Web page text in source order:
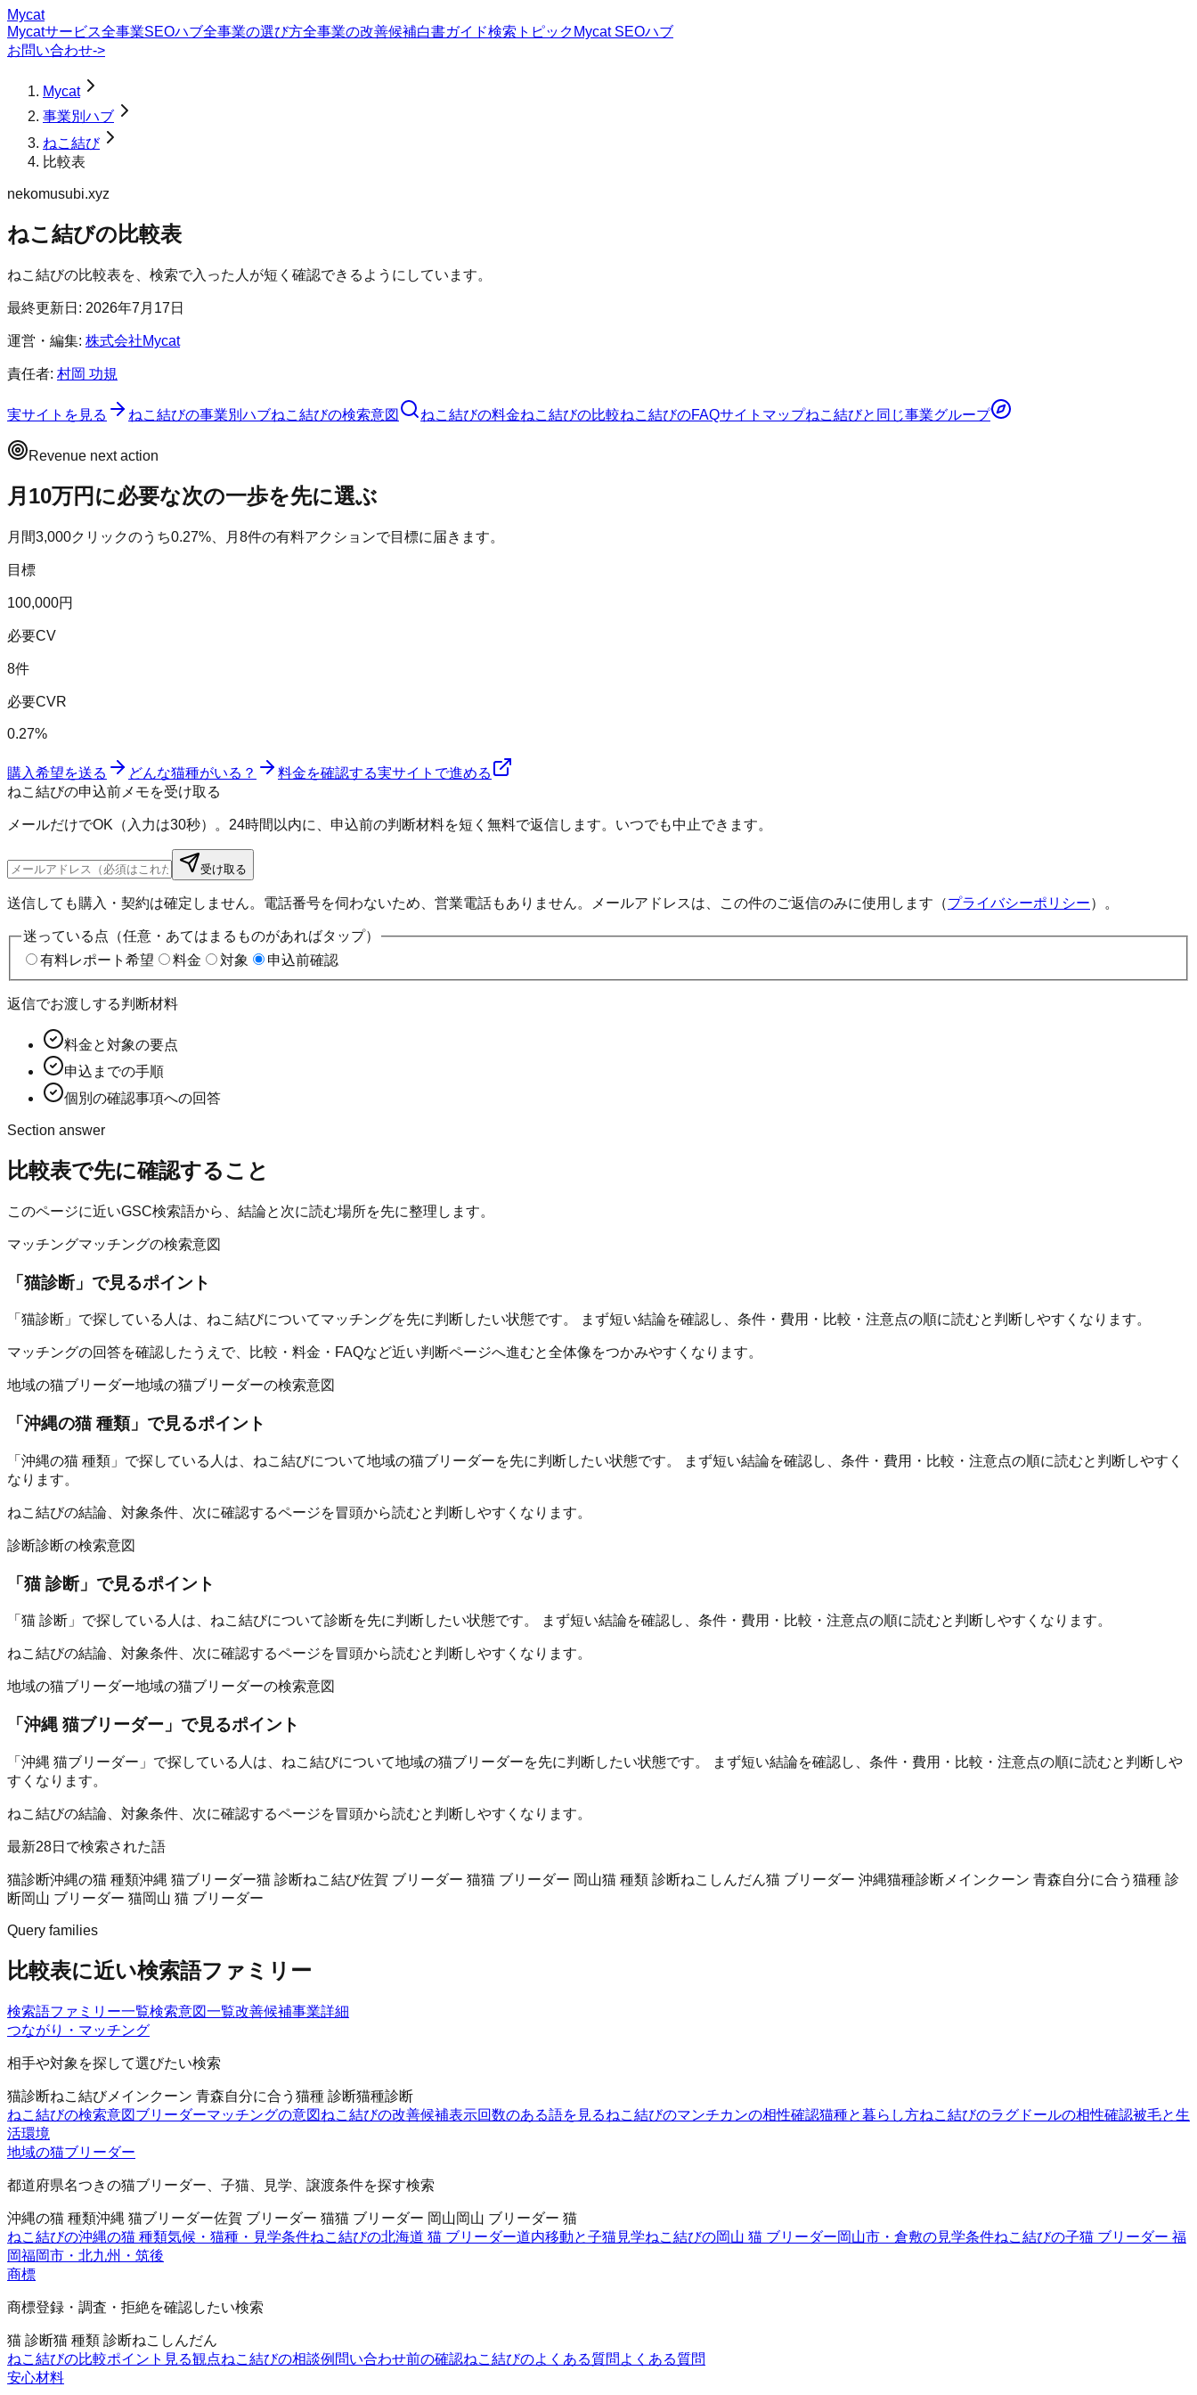
Mycat
Mycatサービス全事業SEOハブ全事業の選び方全事業の改善候補白書ガイド検索トピック Mycat SEOハブ
お問い合わせ->
Mycat
事業別ハブ
ねこ結び
比較表
nekomusubi.xyz
ねこ結びの 比較表
ねこ結びの比較表を、検索で入った人が短く確認できるようにしています。
最終更新日: 2026年7月17日
運営・編集: 株式会社Mycat
責任者: 村岡 功規
実サイトを見る ねこ結びの事業別ハブねこ結びの検索意図 ねこ結びの料金ねこ結びの比較ねこ結びのFAQサイトマップねこ結びと同じ事業グループ
Revenue next action
月10万円に必要な次の一歩を先に選ぶ
月間3,000クリックのうち0.27%、月 8件の有料アクションで目標に届きます。
目標
100,000円
必要CV
8件
必要CVR
0.27%
購入希望を送る どんな猫種がいる？ 料金を確認する実サイトで進める
ねこ結びの申込前メモを受け取る
メールだけでOK（入力は30秒）。24時間以内に、申込前の判断材料を短く無料で返信します。いつでも中止できます。
受け取る
送信しても購入・契約は確定しません。電話番号を伺わないため、営業電話もありません。メールアドレスは、この件のご返信のみに使用します（プライバシーポリシー）。
迷っている点（任意・あてはまるものがあればタップ）
有料レポート希望
料金 対象 申込前確認
返信でお渡しする判断材料
料金と対象の要点
申込までの手順
個別の確認事項への回答
Section answer
比較表で先に確認すること
このページに近いGSC検索語から、結論と次に読む場所を先に整理します。
マッチングマッチングの検索意図
「猫診断」で見るポイント
「猫診断」で探している人は、ねこ結びについてマッチングを先に判断したい状態です。 まず短い結論を確認し、条件・費用・比較・注意点の順に読むと判断しやすくなります。
マッチングの回答を確認したうえで、比較・料金・FAQなど近い判断ページへ進むと全体像をつかみやすくなります。
地域の猫ブリーダー地域の猫ブリーダーの検索意図
「 沖縄の猫 種類 」で見るポイント
「沖縄の猫 種類」で探している人は、ねこ結びについて地域の猫ブリーダーを先に判断したい状態です。 まず短い結論を確認し、条件・費用・比較・注意点の順に読むと判断しやすく
なります。
ねこ結びの結論、対象条件、次に確認するページを冒頭から読むと判断しやすくなります。
診断診断の検索意図
「猫 診断」で見るポイント
「猫 診断」で探している人は、ねこ結びについて診断を先に判断したい状態です。 まず短い結論を確認し、条件・費用・比較・注意点の順に読むと判断しやすくなります。
ねこ結びの結論、対象条件、次に確認するページを冒頭から読むと判断しやすくなります。
地域の猫ブリーダー地域の猫ブリーダーの検索意図
「 沖縄 猫ブリーダー 」で見るポイント
「沖縄 猫ブリーダー」で探している人は、ねこ結びについて地域の猫ブリーダーを先に判断したい状態です。 まず短い結論を確認し、条件・費用・比較・注意点の順に読むと判断しや
すくなります。
ねこ結びの結論、対象条件、次に確認するページを冒頭から読むと判断しやすくなります。
最新28日で検索された語
猫診断沖縄の猫 種類沖縄 猫ブリーダー猫 診断ねこ結び佐賀 ブリーダー 猫猫 ブリーダー 岡山猫 種類 診断ねこしんだん猫 ブリーダー 沖縄猫種診断 メインクーン 青森自分に合う猫種 診
断岡山 ブリーダー 猫岡山 猫 ブリーダー
Query families
比較表に近い検索語ファミリー
検索語ファミリー一覧検索意図一覧改善候補事業詳細
つながり・マッチング
相手や対象を探して選びたい検索
猫診断ねこ結びメインクーン 青森自分に合う猫種 診断猫種診断
ねこ結びの検索意図 ブリーダーマッチングの意図 ねこ結びの改善候補表示回数のある語を見るねこ結びのマンチカンの相性確認猫種と暮らし方ねこ結びのラグドールの相性確認被毛と生
活環境
地域の猫ブリーダー
都道府県名つきの猫ブリーダー、子猫、見学、譲渡条件を探す検索
沖縄の猫 種類沖縄 猫ブリーダー佐賀 ブリーダー 猫猫 ブリーダー 岡山岡山 ブリーダー 猫
ねこ結びの沖縄の猫 種類気候・猫種・見学条件ねこ結びの北海道 猫 ブリーダー道内移動と子猫見学ねこ結びの岡山 猫 ブリーダー岡山市・倉敷の見学条件ねこ結びの子猫 ブリーダー 福
岡福岡市・北九州・筑後
商標
商標登録・調査・拒絶を確認したい検索
猫 診断猫 種類 診断ねこしんだん
ねこ結びの比較ポイント 見る観点ねこ結びの相談例 問い合わせ前の確認ねこ結びのよくある質問 よくある質問
安心材料